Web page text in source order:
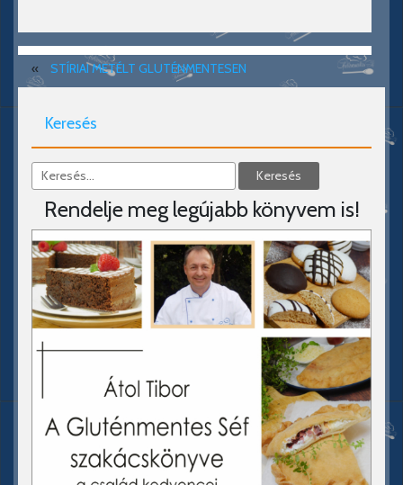
« STÍRIAI METÉLT GLUTÉNMENTESEN
Keresés
Rendelje meg legújabb könyvem is!